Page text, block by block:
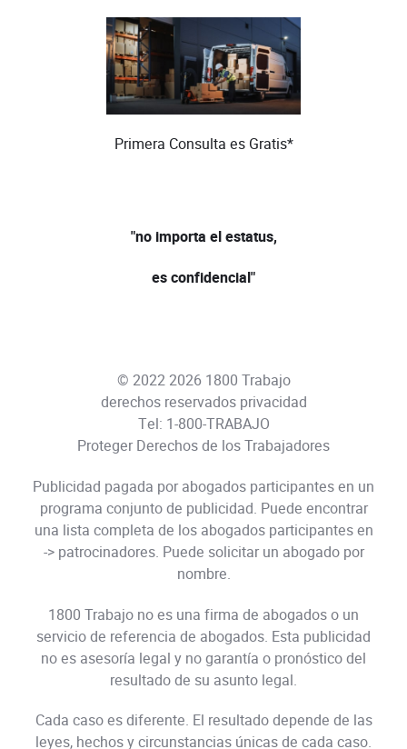
Primera Consulta es Gratis*
"no importa el estatus,
es confidencial"
© 2022 2026 1800 Trabajo
derechos reservados privacidad
Tel: 1-800-TRABAJO
Proteger Derechos de los Trabajadores
Publicidad pagada por abogados participantes en un
programa conjunto de publicidad. Puede encontrar
una lista completa de los abogados participantes en
-> patrocinadores. Puede solicitar un abogado por
nombre.
1800 Trabajo no es una firma de abogados o un
servicio de referencia de abogados. Esta publicidad
no es asesoría legal y no garantía o pronóstico del
resultado de su asunto legal.
Cada caso es diferente. El resultado depende de las
leyes, hechos y circunstancias únicas de cada caso.